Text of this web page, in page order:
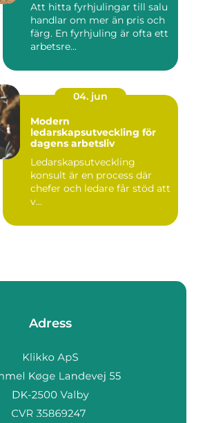
Att hitta fyrhjulingar till salu
handlar om mer än pris och
färg. En fyrhjuling är ofta ett
arbetsre...
04. jun
Modern
ledarskapsutveckling för
dagens arbetsliv
Ledarskapsutveckling
konsult är en process där
chefer och ledare får stöd att
v...
Adress